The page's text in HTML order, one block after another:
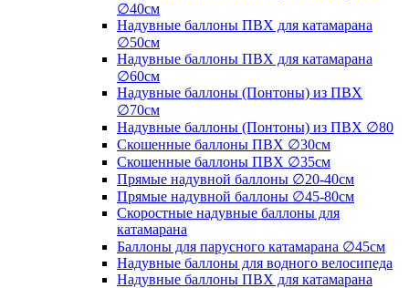
∅40см
Надувные баллоны ПВХ для катамарана
∅50см
Надувные баллоны ПВХ для катамарана
∅60см
Надувные баллоны (Понтоны) из ПВХ
∅70см
Надувные баллоны (Понтоны) из ПВХ ∅80
Скошенные баллоны ПВХ ∅30см
Скошенные баллоны ПВХ ∅35см
Прямые надувной баллоны ∅20-40см
Прямые надувной баллоны ∅45-80см
Скоростные надувные баллоны для
катамарана
Баллоны для парусного катамарана ∅45см
Надувные баллоны для водного велосипеда
Надувные баллоны ПВХ для катамарана